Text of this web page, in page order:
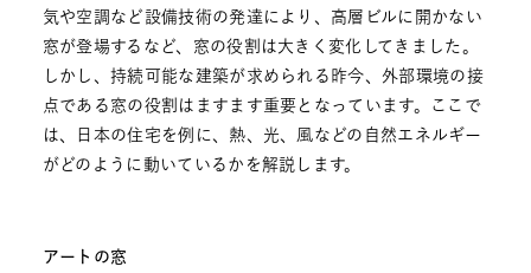
気や空調など設備技術の発達により、高層ビルに開かない
窓が登場するなど、窓の役割は大きく変化してきました。
しかし、持続可能な建築が求められる昨今、外部環境の接
点である窓の役割はますます重要となっています。ここで
は、日本の住宅を例に、熱、光、風などの自然エネルギー
がどのように動いているかを解説します。
アートの窓